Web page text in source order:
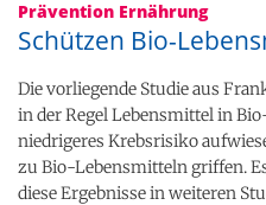
Prävention Ernährung
Schützen Bio-
Die vorliegende Studie aus
in der Regel Lebensmittel in
niedrigeres Krebsrisiko
zu Bio-Lebensmitteln griffen.
diese Ergebnisse in weiteren